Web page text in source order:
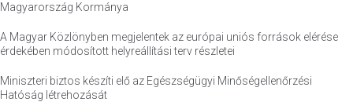
Magyarország Kormánya
A Magyar Közlönyben megjelentek az európai uniós források elérése
érdekében módosított helyreállítási terv részletei
Miniszteri biztos készíti elő az Egészségügyi Minőségellenőrzési
Hatóság létrehozását